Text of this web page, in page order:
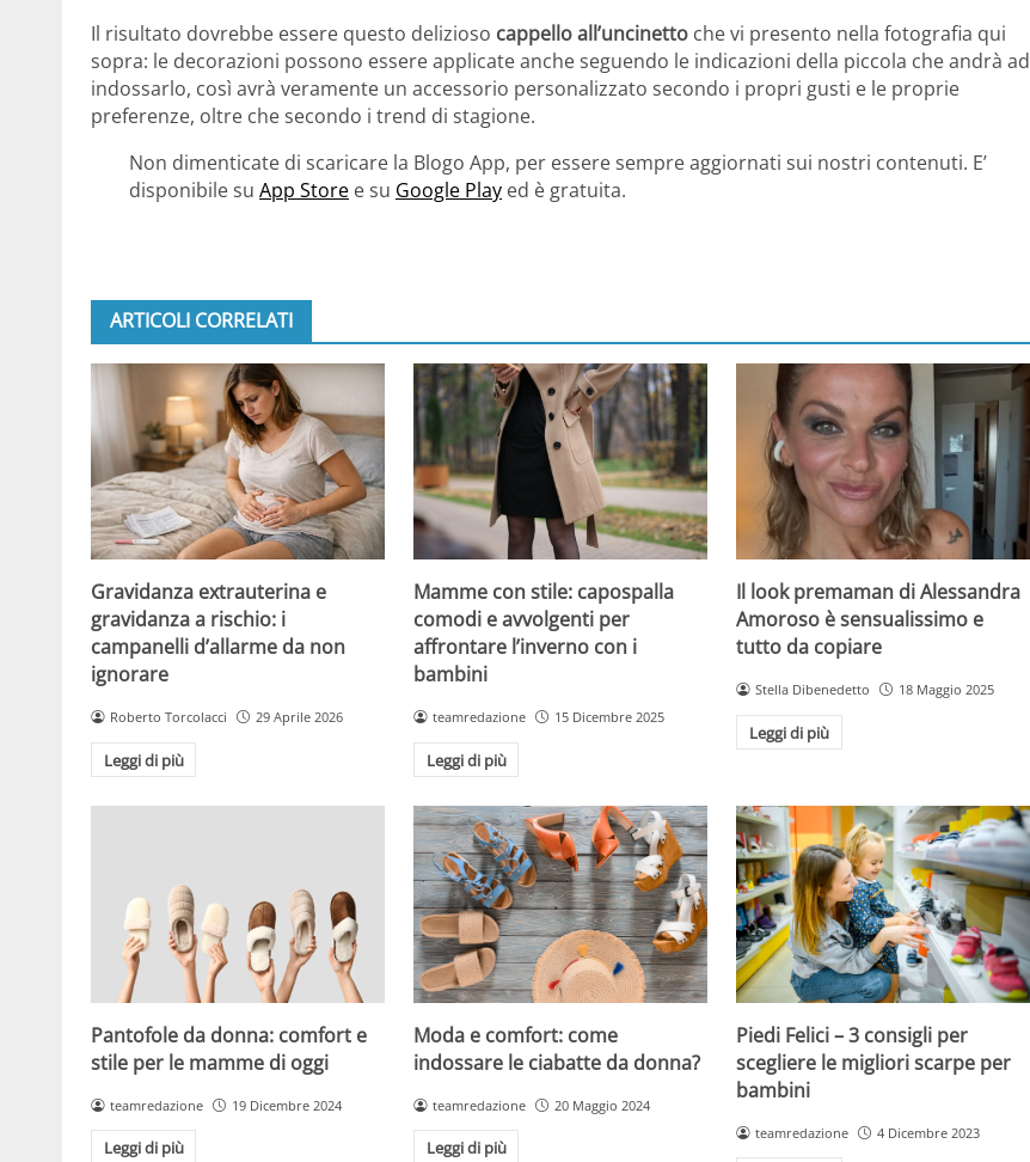
Il risultato dovrebbe essere questo delizioso cappello all’uncinetto che vi presento nella fotografia qui
sopra: le decorazioni possono essere applicate anche seguendo le indicazioni della piccola che andrà ad
indossarlo, così avrà veramente un accessorio personalizzato secondo i propri gusti e le proprie
preferenze, oltre che secondo i trend di stagione.
Non dimenticate di scaricare la Blogo App, per essere sempre aggiornati sui nostri contenuti. E’
disponibile su App Store e su Google Play ed è gratuita.
ARTICOLI CORRELATI
Gravidanza extrauterina e
gravidanza a rischio: i
campanelli d’allarme da non
ignorare
Roberto Torcolacci 29 Aprile 2026
Leggi di più
Mamme con stile: capospalla
comodi e avvolgenti per
affrontare l’inverno con i
bambini
teamredazione 15 Dicembre 2025
Leggi di più
Il look premaman di Alessandra
Amoroso è sensualissimo e
tutto da copiare
Stella Dibenedetto 18 Maggio 2025
Leggi di più
Pantofole da donna: comfort e
stile per le mamme di oggi
teamredazione 19 Dicembre 2024
Leggi di più
Moda e comfort: come
indossare le ciabatte da donna?
teamredazione 20 Maggio 2024
Leggi di più
Piedi Felici – 3 consigli per
scegliere le migliori scarpe per
bambini
teamredazione 4 Dicembre 2023